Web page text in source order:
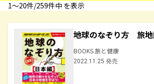
1〜20件/259件中 を表示
地球のなぞり方 旅
BOOKS 旅と健康
2022.11.25 発売